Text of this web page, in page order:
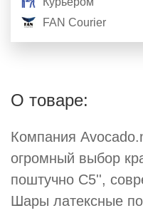
FAN Courier
О товаре:
Компания
огромный выбор
поштучно С5'',
Шары латексные